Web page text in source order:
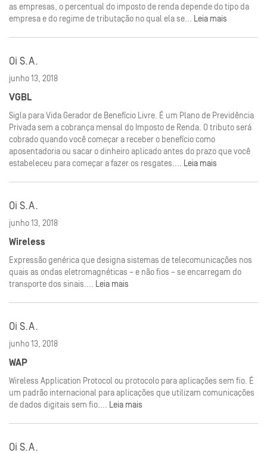
as empresas, o percentual do imposto de renda depende do tipo da
empresa e do regime de tributação no qual ela se... Leia mais
Oi S.A.
junho 13, 2018
VGBL
Sigla para Vida Gerador de Benefício Livre. É um Plano de Previdência
Privada sem a cobrança mensal do Imposto de Renda. O tributo será
cobrado quando você começar a receber o benefício como
aposentadoria ou sacar o dinheiro aplicado antes do prazo que você
estabeleceu para começar a fazer os resgates.... Leia mais
Oi S.A.
junho 13, 2018
Wireless
Expressão genérica que designa sistemas de telecomunicações nos
quais as ondas eletromagnéticas – e não fios – se encarregam do
transporte dos sinais.... Leia mais
Oi S.A.
junho 13, 2018
WAP
Wireless Application Protocol ou protocolo para aplicações sem fio. É
um padrão internacional para aplicações que utilizam comunicações
de dados digitais sem fio.... Leia mais
Oi S.A.